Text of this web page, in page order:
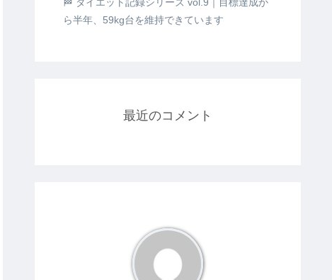
ら半年、59kg台を維持できています
最近のコメント